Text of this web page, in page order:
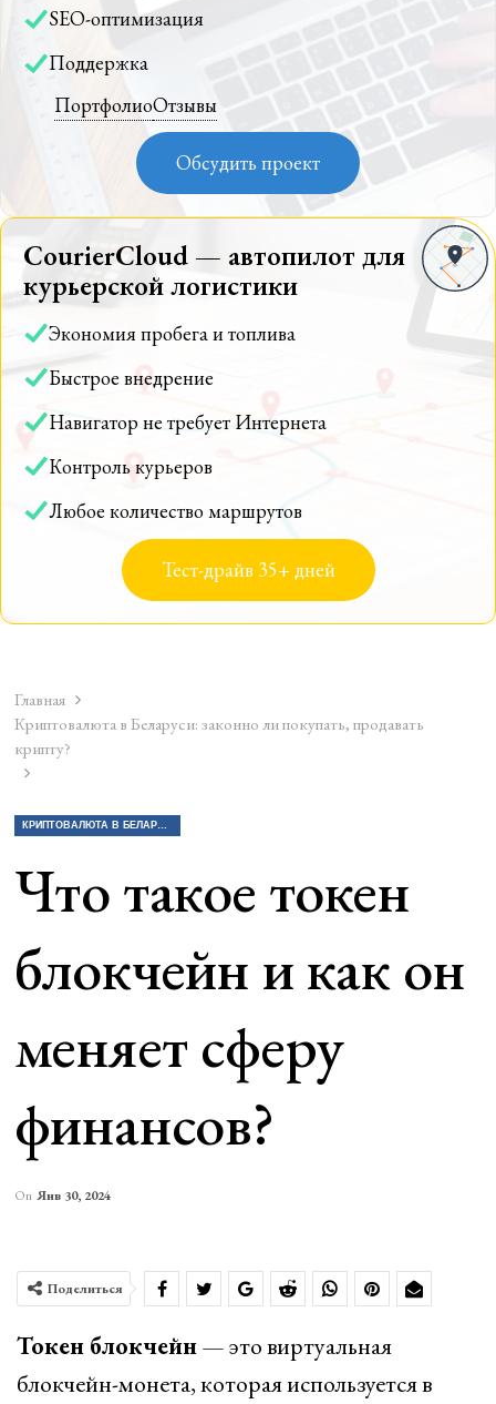
SEO-оптимизация
Поддержка
ПортфолиоОтзывы
Обсудить проект
CourierCloud — автопилот для
курьерской логистики
Экономия пробега и топлива
Быстрое внедрение
Навигатор не требует Интернета
Контроль курьеров
Любое количество маршрутов
Тест-драйв 35+ дней
Главная
Криптовалюта в Беларуси: законно ли покупать, продавать
крипту?
КРИПТОВАЛЮТА В БЕЛАРУСИ: ЗАКОННО ЛИ ПОКУПАТЬ, ПРОДАВАТЬ КРИПТУ?
Что такое токен
блокчейн и как он
меняет сферу
финансов?
On Янв 30, 2024
Поделиться
Токен блокчейн— это виртуальная
блокчейн-монета, которая используется в